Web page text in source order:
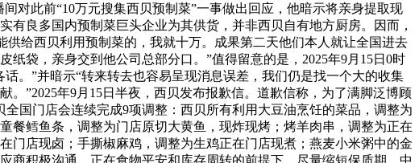
对此前“10万元搜集西贝预制菜”一事做出回应，他暗示将亲身提取现
良多国内预制菜巨头企业为其供货，并非西贝自有地方厨房。因而，
给西贝利用预制菜的，我就十万。成果第二天他们本人就让全国进去
袋，亲身交到他公司总部分口。”值得留意的是，2025年9月15日0时
。”并暗示“转来转去也容易呈现消息误差，我们仍是找一个大的收集
”2025年9月15日半夜，西贝发布报歉信。道歉信称，为了满脚泛博顾
国门店会连续完成9项调整：西贝所有利用大豆油烹饪的菜品，调整为
餐鳕鱼条，调整为门店原切大黄鱼，现炸现烤；烤羊肉串，调整为正在
门店现卤；手撕椒麻鸡，调整为生鸡正在门店现煮；燕麦小米粥中的金
积极沟通，正在食物平安和库存周转的前提下，尽量缩短保质期。中